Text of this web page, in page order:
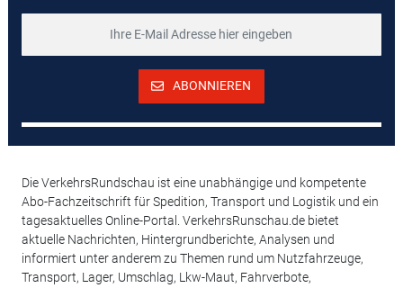
ABONNIEREN
Die VerkehrsRundschau ist eine unabhängige und kompetente
Abo-Fachzeitschrift für Spedition, Transport und Logistik und ein
tagesaktuelles Online-Portal. VerkehrsRunschau.de bietet
aktuelle Nachrichten, Hintergrundberichte, Analysen und
informiert unter anderem zu Themen rund um Nutzfahrzeuge,
Transport, Lager, Umschlag, Lkw-Maut, Fahrverbote,